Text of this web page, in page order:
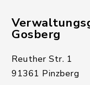
Gosberg
Reuther Str. 1
91361 Pinzberg